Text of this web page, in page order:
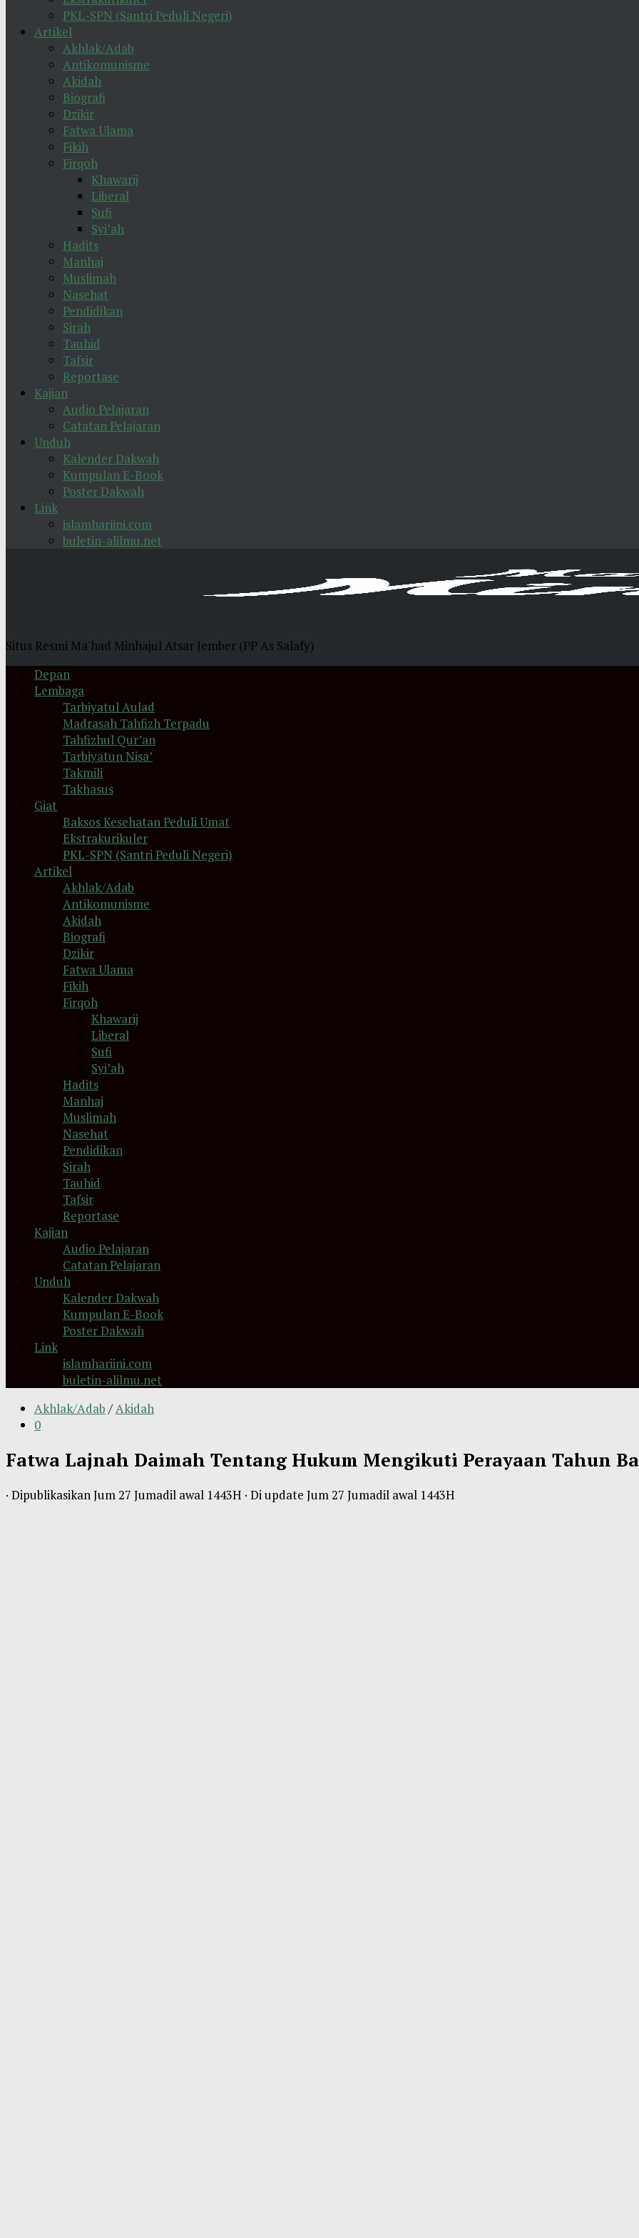
PKL-SPN (Santri Peduli Negeri)
Artikel
Akhlak/Adab
Antikomunisme
Akidah
Biografi
Dzikir
Fatwa Ulama
Fikih
Firqoh
Khawarij
Liberal
Sufi
Syi’ah
Hadits
Manhaj
Muslimah
Nasehat
Pendidikan
Sirah
Tauhid
Tafsir
Reportase
Kajian
Audio Pelajaran
Catatan Pelajaran
Unduh
Kalender Dakwah
Kumpulan E-Book
Poster Dakwah
Link
islamhariini.com
buletin-alilmu.net
Situs Resmi Ma'had Minhajul Atsar Jember (PP As Salafy)
Depan
Lembaga
Tarbiyatul Aulad
Madrasah Tahfizh Terpadu
Tahfizhul Qur’an
Tarbiyatun Nisa’
Takmili
Takhasus
Giat
Baksos Kesehatan Peduli Umat
Ekstrakurikuler
PKL-SPN (Santri Peduli Negeri)
Artikel
Akhlak/Adab
Antikomunisme
Akidah
Biografi
Dzikir
Fatwa Ulama
Fikih
Firqoh
Khawarij
Liberal
Sufi
Syi’ah
Hadits
Manhaj
Muslimah
Nasehat
Pendidikan
Sirah
Tauhid
Tafsir
Reportase
Kajian
Audio Pelajaran
Catatan Pelajaran
Unduh
Kalender Dakwah
Kumpulan E-Book
Poster Dakwah
Link
islamhariini.com
buletin-alilmu.net
Akhlak/Adab /Akidah
0
Fatwa Lajnah Daimah Tentang Hukum Mengikuti Perayaan Tahun
· DipublikasikanJum 27 Jumadil awal 1443H · Di update Jum 27 Jumadil awal 1443H